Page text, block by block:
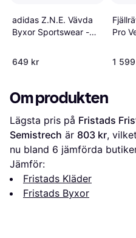
adidas Z.N.E. Vävda
Byxor Sportswear -
649 kr
Pro
Olive
1
Om produkten
Lägsta pris på Fristads
Semistrech är 803 kr,
nu bland 6 jämförda
Jämför:
Fristads Kläder
Fristads Byxor